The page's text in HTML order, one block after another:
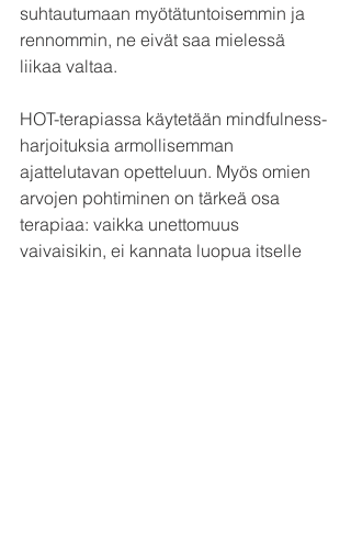
suhtautumaan myötätuntoisemmin ja
rennommin, ne eivät saa mielessä
liikaa valtaa.
HOT-terapiassa käytetään mindfulness-
harjoituksia armollisemman
ajattelutavan opetteluun. Myös omien
arvojen pohtiminen on tärkeä osa
terapiaa: vaikka unettomuus
vaivaisikin, ei kannata luopua itselle